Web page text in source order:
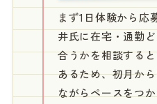
まず1日体験から応
井氏に在宅・通勤
合うかを相談する
あるため、初月か
ながらペースをつか